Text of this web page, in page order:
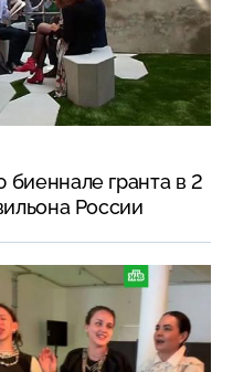
гранта в 2
России